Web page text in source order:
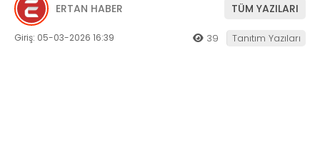
ERTAN HABER TÜM YAZILARI
Giriş: 05-03-2026 16:39 39 Tanıtım Yazıları